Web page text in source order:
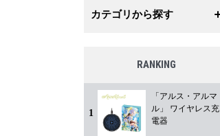
カテゴリから探す
RANKING
1
「アルス・アルマ
ル」 ワイヤレス充
電器